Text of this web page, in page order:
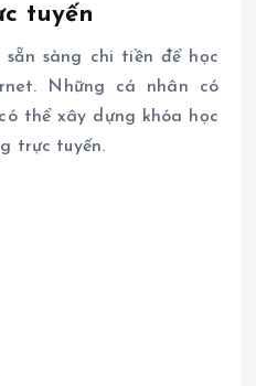
tuyến
sàng chi tiền để học
Những cá nhân có
thể xây dựng khóa học
trực tuyến.